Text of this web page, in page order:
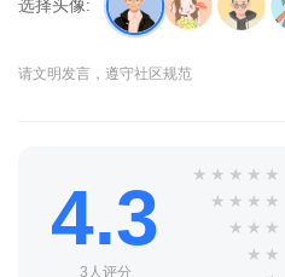
选择头像:
请文明发言，遵守社区规范
4.3
3人评分
★ ★ ★ ★ ★
★ ★ ★ ★
★ ★ ★
★ ★